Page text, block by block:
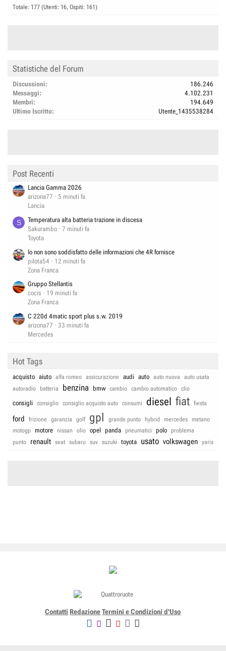
Totale: 177 (Utenti: 16, Ospiti: 161)
Statistiche del Forum
Discussioni
186.246
Messaggi
4.102.231
Membri
194.649
Ultimo Iscritto
Utente_1435538284
Post Recenti
Lancia Gamma 2026
arizona77
5 minuti fa
Lancia
S
Temperatura alta batteria trazione in discesa
Sakurambo
7 minuti fa
Toyota
Io non sono soddisfatto delle informazioni che 4R fornisce
pilota54
12 minuti fa
Zona Franca
Gruppo Stellantis
cocis
19 minuti fa
Zona Franca
C 220d 4matic sport plus s.w. 2019
arizona77
33 minuti fa
Mercedes
Hot Tags
acquisto aiuto alfa romeo assicurazione audi auto auto nuova
auto usata
autoradio
batteria benzina bmw cambio cambio automatico clio
consigli consiglio consiglio acquisto auto consumi diesel fiat fiesta
ford frizione garanzia golf gpl grande punto hybrid mercedes
metano
motogp
motore nissan olio opel panda pneumatici polo
problema
punto
renault seat subaru suv suzuki toyota usato volkswagen yaris
Contatti Redazione Termini e Condizioni d'Uso